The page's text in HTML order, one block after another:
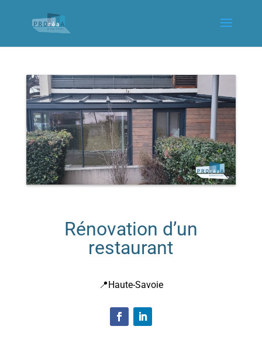
Rénovation d’un
restaurant
📍Haute-Savoie